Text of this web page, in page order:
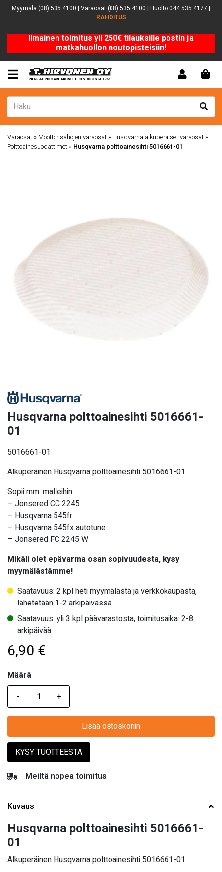
Myymälä (08) 535 4100 | Varaosat (08) 535 4100 | Huolto 044 535 4177 |
RAHOITUS
Ilmainen toimitus yli 250€ tilauksille postin ja
matkahuollon noutopisteisiin!
Varaosat » Moottorisahojen varaosat » Husqvarna alkuperäiset varaosat »
Polttoainesuodattimet » Husqvarna polttoainesihti 5016661-01
Husqvarna polttoainesihti 5016661-
01
5016661-01
Alkuperäinen Husqvarna polttoainesihti 5016661-01.
Sopii mm. malleihin:
– Jonsered CC 2245
– Husqvarna 545fr
– Husqvarna 545fx autotune
– Jonsered FC 2245 W
Mikäli olet epävarma osan sopivuudesta, kysy
myymälästämme!
Saatavuus: 2 kpl heti myymälästä ja verkkokaupasta,
lähetetään 1-2 arkipäivässä
Saatavuus: yli 3 kpl päävarastosta, toimitusaika: 2-8
arkipäivää
6,90 €
Määrä
Määrä
Lisää ostoskoriin
KYSY TUOTTEESTA
Meiltä nopea toimitus
Kuvaus
Husqvarna polttoainesihti 5016661-
01
Alkuperäinen Husqvarna polttoainesihti 5016661-01.